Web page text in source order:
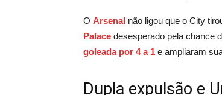
O Arsenal não ligou que o City
Palace desesperado pela chance
goleada por 4 a 1 e ampliaram
Dupla expulsão e